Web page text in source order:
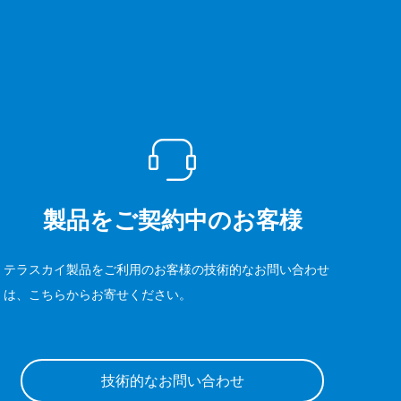
製品をご契約中のお客様
テラスカイ製品をご利用のお客様の技術的なお問い合わせ
は、こちらからお寄せください。
技術的なお問い合わせ